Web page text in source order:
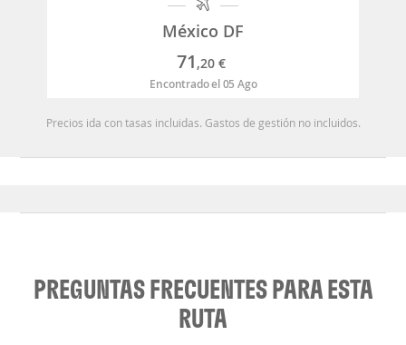
México DF
71 ,20 €
Encontrado el 05 Ago
Precios ida con tasas incluidas. Gastos de gestión no incluidos.
PREGUNTAS FRECUENTES PARA ESTA
RUTA